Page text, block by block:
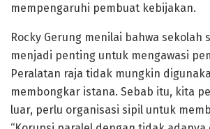
mempengaruhi pembuat kebijakan.
Rocky Gerung menilai bahwa sekolah
menjadi penting untuk mengawasi
Peralatan raja tidak mungkin
membongkar istana. Sebab itu, kita
luar, perlu organisasi sipil untuk